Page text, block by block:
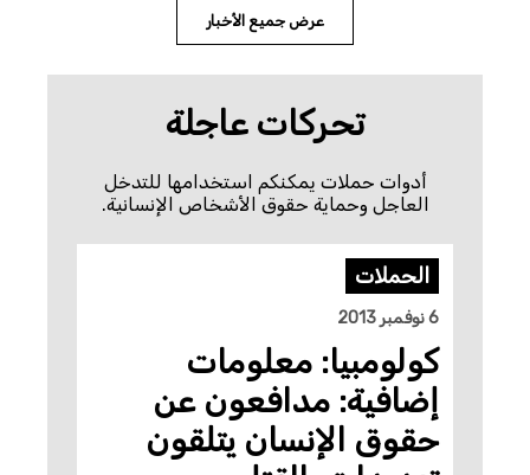
عرض جميع الأخبار
تحركات عاجلة
أدوات حملات يمكنكم استخدامها للتدخل
العاجل وحماية حقوق الأشخاص الإنسانية.
الحملات
كولومبيا: معلومات
إضافية: مدافعون عن
حقوق الإنسان يتلقون